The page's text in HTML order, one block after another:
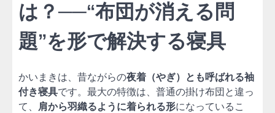
は？──“布団が消える問
題”を形で解決する寝具
かいまきは、昔ながらの夜着（やぎ）とも呼ばれる袖
付き寝具です。最大の特徴は、普通の掛け布団と違っ
て、 肩から羽織るように着られる形になっているこ